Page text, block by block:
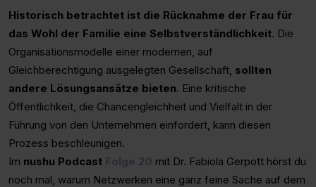
Historisch betrachtet ist die Rücknahme der Frau für
das Wohl der Familie eine Selbstverständlichkeit. Die
Organisationsmodelle einer modernen, auf
Gleichberechtigung ausgelegten Gesellschaft, sollten
andere Lösungsansätze bieten. Eine kritische
Öffentlichkeit, die Chancengleichheit und Vielfalt in der
Führung von den Unternehmen einfordert, kann diesen
Prozess beschleunigen.
Im nushu Podcast Folge 20 mit Dr. Fabiola Gerpott hörst du
noch mal, warum Netzwerken eine ganz feine Sache auf dem